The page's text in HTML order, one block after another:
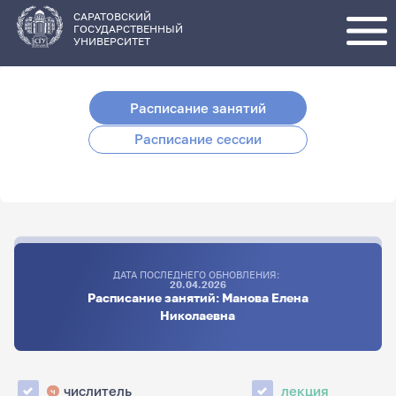
основному
содержанию
САРАТОВСКИЙ
ГОСУДАРСТВЕННЫЙ
УНИВЕРСИТЕТ
Расписание занятий
Расписание сессии
ДАТА ПОСЛЕДНЕГО ОБНОВЛЕНИЯ:
20.04.2026
Расписание занятий: Манова Елена
Николаевна
ч числитель
лекция